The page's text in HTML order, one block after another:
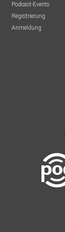
Podcast-Events
Registrierung
Anmeldung